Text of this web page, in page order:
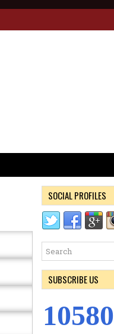
SOCIAL PROFILES
SUBSCRIBE US
10580